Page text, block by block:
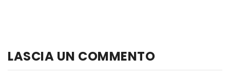
JAMIESON
KEFORMA
LASCIA UN COMMENTO